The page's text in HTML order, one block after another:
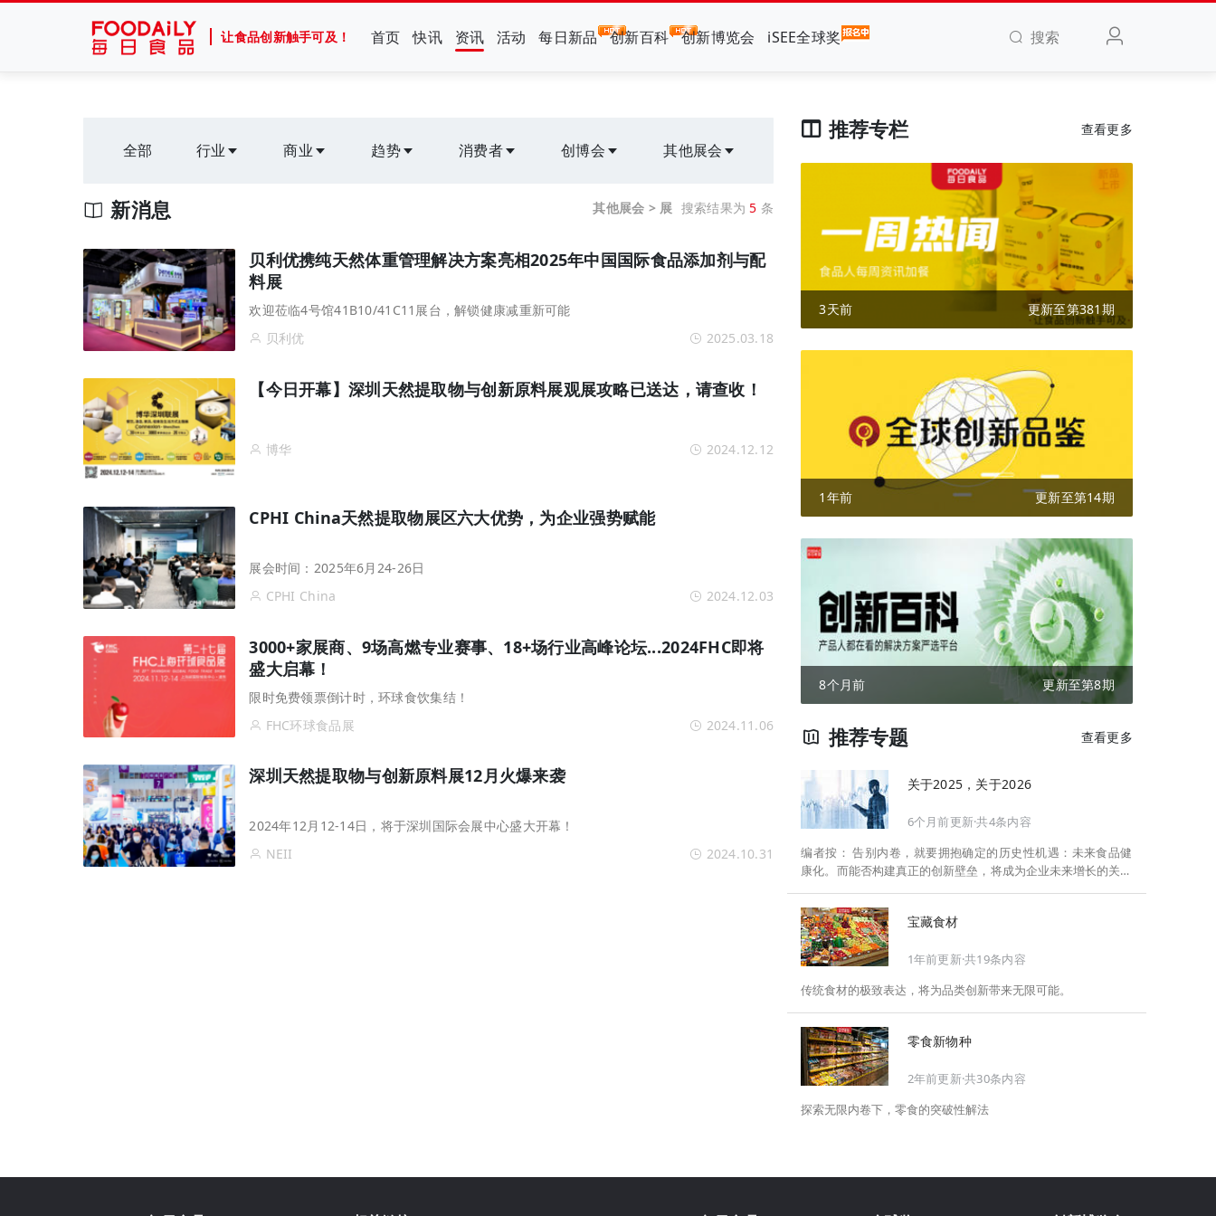
让食品创新触手可及！ 首页 快讯 资讯 活动 每日新品 创新百科 创新博览会 iSEE全球奖 搜索
全部 行业 商业 趋势 消费者 创博会 其他展会
其他展会 > 展 搜索结果为5 条
新消息
贝利优携纯天然体重管理解决方案亮相2025年中国国际食品添加剂与配
料展
欢迎莅临4号馆41B10/41C11展台，解锁健康减重新可能
贝利优
2025.03.18
【今日开幕】深圳天然提取物与创新原料展观展攻略已送达，请查收！
博华 2024.12.12
CPHI China天然提取物展区六大优势，为企业强势赋能
展会时间：2025年6月24-26日
CPHI China
2024.12.03
3000+家展商、9场高燃专业赛事、18+场行业高峰论坛...2024FHC即将
盛大启幕！
限时免费领票倒计时，环球食饮集结！
FHC环球食品展
2024.11.06
深圳天然提取物与创新原料展12月火爆来袭
2024年12月12-14日，将于深圳国际会展中心盛大开幕！
NEII
2024.10.31
推荐专栏 查看更多
3天前 更新至第381期
1年前 更新至第14期
8个月前 更新至第8期
推荐专题 查看更多
关于2025，关于2026
6个月前更新·共4条内容
编者按： 告别内卷，就要拥抱确定的历史性机遇：未来食品健
康化。而能否构建真正的创新壁垒，将成为企业未来增长的关键
《关于2025，关于2026》，将以“创新产品”透视“未来机会”，以
全球视野探寻中国机遇、增长解法，拆解年度标杆的增长逻辑与
谋篇布局，深挖“药食同源”“低GI”“老龄营养”“清洁标签”等热门赛
道的爆品基因，从趋势预判、品类创新、未来增长机会、企业战
南。
宝藏食材
1年前更新·共19条内容
传统食材的极致表达，将为品类创新带来无限可能。
零食新物种
2年前更新·共30条内容
探索无限内卷下，零食的突破性解法